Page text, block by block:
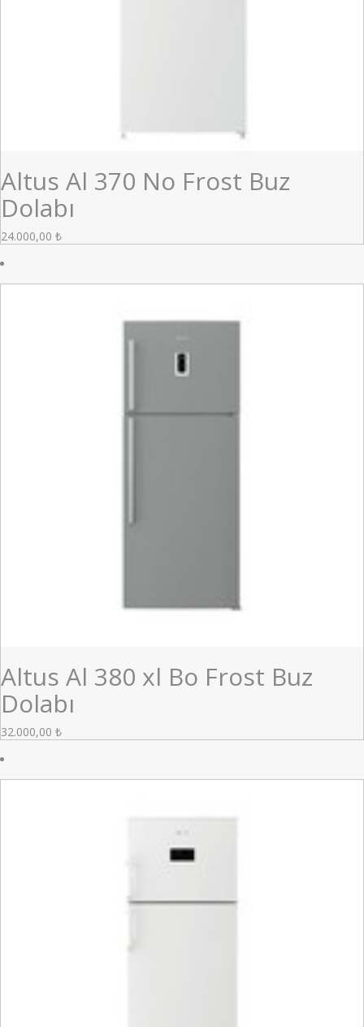
Altus Al 370 No Frost Buz
Dolabı
24.000,00 ₺
Altus Al 380 xl Bo Frost Buz
Dolabı
32.000,00 ₺